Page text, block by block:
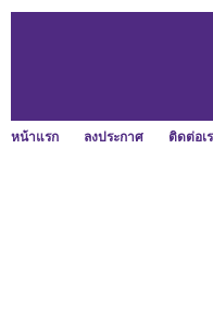
หน้าแรก ลงประกาศ ติดต่อเ